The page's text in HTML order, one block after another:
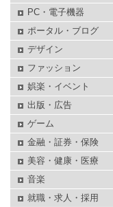
PC・電子機器
ポータル・ブログ
デザイン
ファッション
娯楽・イベント
出版・広告
ゲーム
金融・証券・保険
美容・健康・医療
音楽
就職・求人・採用